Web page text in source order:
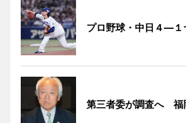
プロ野球・中日４―１
第三者委が調査へ 福